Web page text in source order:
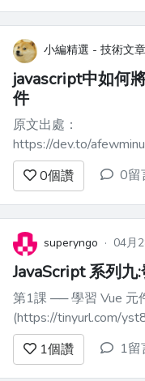
使用過 Redux、Mobx
庫嗎？恭喜！您已經
我記得我第一天嘗試為
的）Re...
小編精選 - 技術文
javascript中如何
件
原文出處：
https://dev.to/
to-convert-an-array-
javascript-25a4 [圖片來自undraw.co]
0個讚 0留
superyngo · 04月
JavaScript 系列
第1課 ── 學習 Vue 元
(https://tinyurl.com/yst8ytys) 第2課 ── 學習
觀念 [作業]
(https://
1個讚 1留